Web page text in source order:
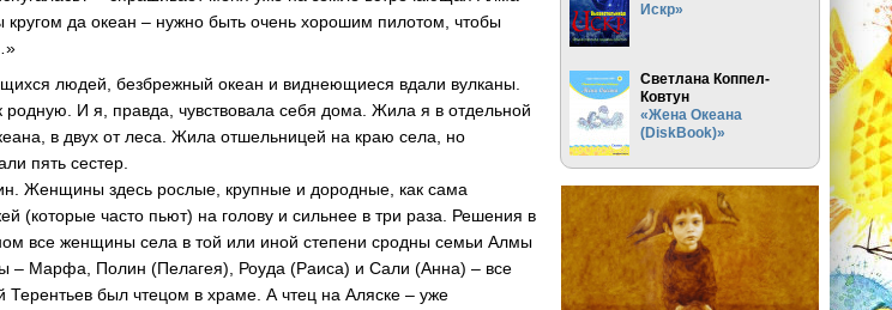
кругом да океан – нужно быть очень хорошим пилотом, чтобы
людей, безбрежный океан и виднеющиеся вдали вулканы.
И я, правда, чувствовала себя дома. Жила я в отдельной
в двух от леса. Жила отшельницей на краю села, но
пять сестер.
Женщины здесь рослые, крупные и дородные, как сама
(которые часто пьют) на голову и сильнее в три раза. Решения в
все женщины села в той или иной степени сродны семьи Алмы
– Марфа, Полин (Пелагея), Роуда (Раиса) и Сали (Анна) – все
был чтецом в храме. А чтец на Аляске – уже
Искр»
Светлана Коппел-
Ковтун
«Жена Океана
(DiskBook)»